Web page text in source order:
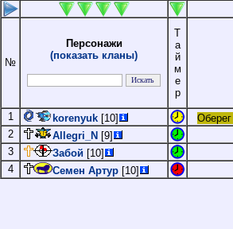
№
Персонажи
(показать кланы)
Т
а
й
м
е
р
1
korenyuk [10]
2 Allegri_N [9]
3
Забой [10]
4
Семен Артур [10]